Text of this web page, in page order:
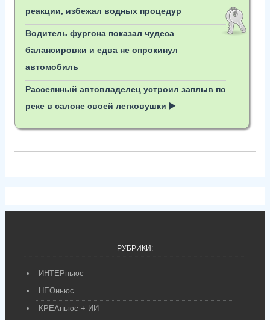
реакции, избежал водных процедур
Водитель фургона показал чудеса
балансировки и едва не опрокинул
автомобиль
Рассеянный автовладелец устроил заплыв по
реке в салоне своей легковушки ▶️
РУБРИКИ:
ИНТЕРньюс
НЕОньюс
КРЕАньюс + ИИ